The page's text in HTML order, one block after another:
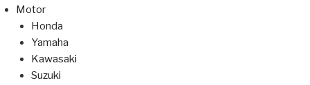
Motor
Honda
Yamaha
Kawasaki
Suzuki